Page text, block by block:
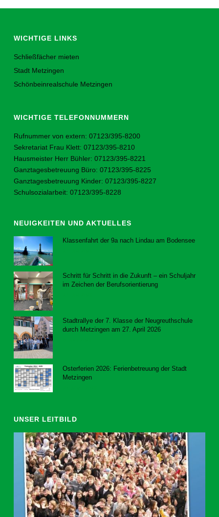
WICHTIGE LINKS
Schließfächer mieten
Stadt Metzingen
Schönbeinrealschule Metzingen
WICHTIGE TELEFONNUMMERN
Rufnummer von extern: 07123/395-8200
Sekretariat Frau Klett: 07123/395-8210
Hausmeister Herr Bühler: 07123/395-8221
Ganztagesbetreuung Büro: 07123/395-8225
Ganztagesbetreuung Kinder: 07123/395-8227
Schulsozialarbeit: 07123/395-8228
NEUIGKEITEN UND AKTUELLES
Klassenfahrt der 9a nach Lindau am Bodensee
Schritt für Schritt in die Zukunft – ein Schuljahr
im Zeichen der Berufsorientierung
Stadtrallye der 7. Klasse der Neugreuthschule
durch Metzingen am 27. April 2026
Osterferien 2026: Ferienbetreuung der Stadt
Metzingen
UNSER LEITBILD